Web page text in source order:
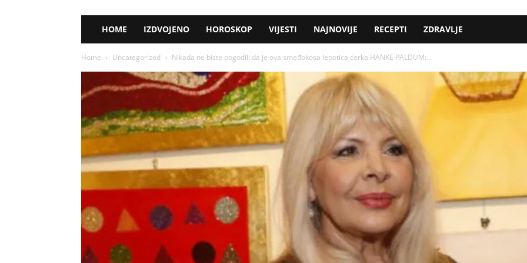
HOME IZDVOJENO HOROSKOP VIJESTI NAJNOVIJE RECEPTI ZDRAVLJE
Home Uncategorized Nikada ne biste pogodili da je ova smeđokosa lepotica ćerka HANKE PALDUM:...